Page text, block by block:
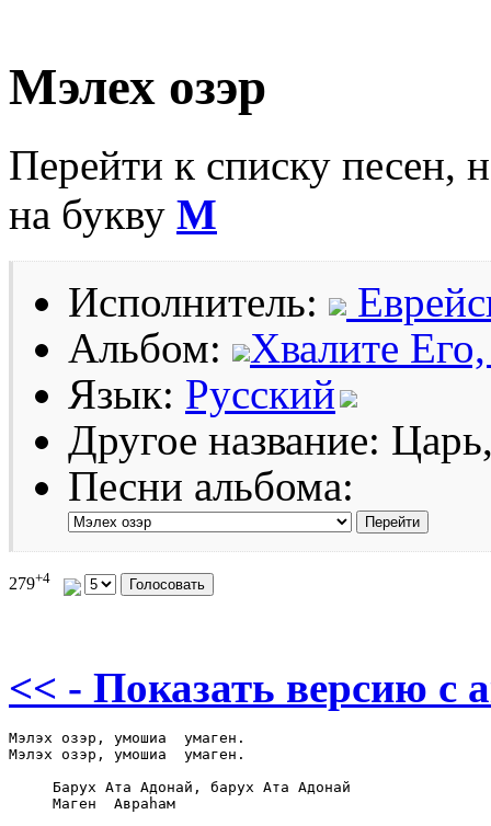
Мэлех озэр
Перейти к списку песен,
на букву М
Исполнитель:
Альбом:
Хвалите
Язык: Русский
Другое название:
Песни альбома:
279+4
<< - Показать версию c
Мэлэх озэр, умошиа  умаген.
Мэлэх озэр, умошиа  умаген.
     Барух Ата Адонай, барух Ата Адонай
     Маген  Авраhам